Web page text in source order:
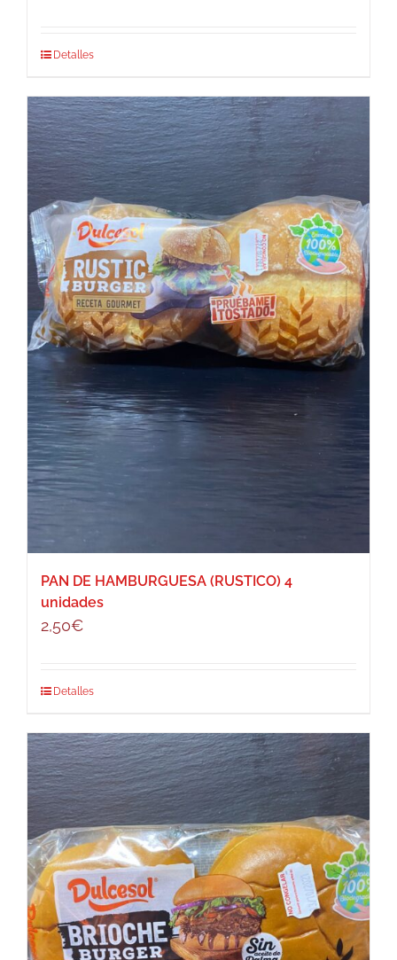
Detalles
PAN DE HAMBURGUESA (RUSTICO) 4
unidades
2,50€
Detalles